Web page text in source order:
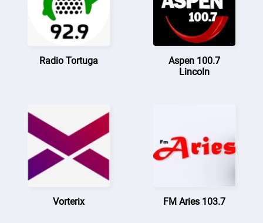
Radio Tortuga
Aspen 100.7
Lincoln
Vorterix FM Aries 103.7